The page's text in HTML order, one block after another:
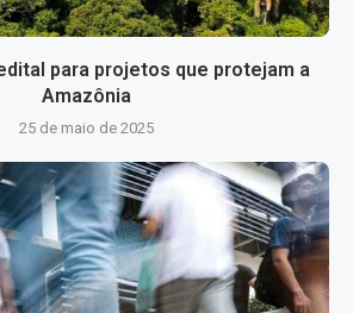
para projetos que protejam a
Amazônia
25 de maio de 2025